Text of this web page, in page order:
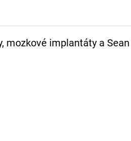
mozkové implantáty a Sean